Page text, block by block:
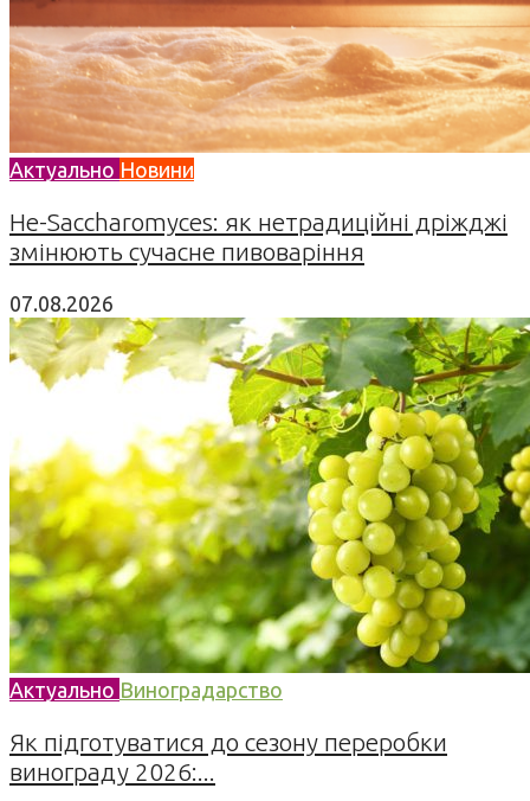
Актуально Новини
Не-Saccharomyces: як нетрадиційні дріжджі
змінюють сучасне пивоваріння
07.08.2026
Актуально Виноградарство
Як підготуватися до сезону переробки
винограду 2026:...